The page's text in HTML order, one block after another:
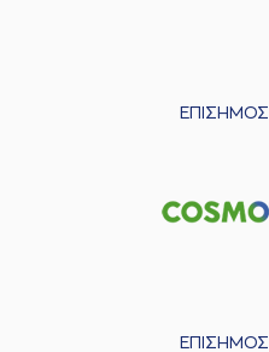
ΕΠΙΣΗΜΟΣ
ΕΠΙΣΗΜΟΣ